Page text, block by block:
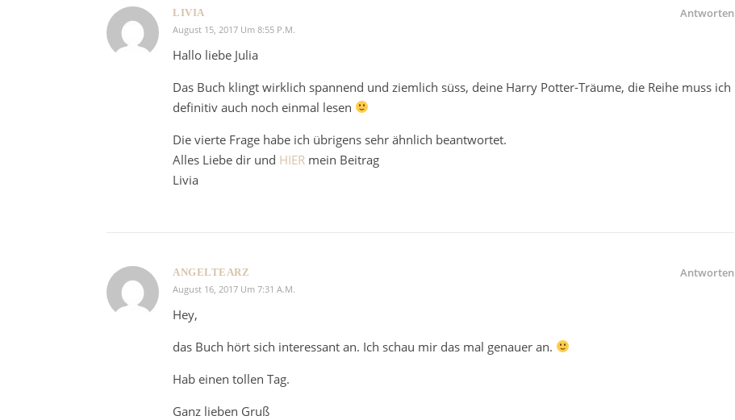
LIVIA
August 15, 2017 Um 8:55 P.m.
Antworten
Hallo liebe Julia
Das Buch klingt wirklich spannend und ziemlich süss, deine Harry Potter-Träume, die Reihe muss ich
definitiv auch noch einmal lesen
Die vierte Frage habe ich übrigens sehr ähnlich beantwortet.
Alles Liebe dir und HIER mein Beitrag
Livia
ANGELTEARZ
August 16, 2017 Um 7:31 A.m.
Antworten
Hey,
das Buch hört sich interessant an. Ich schau mir das mal genauer an.
Hab einen tollen Tag.
Ganz lieben Gruß